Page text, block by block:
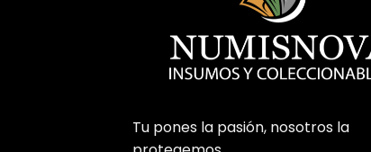
Tu pones la pasión, nosotros la